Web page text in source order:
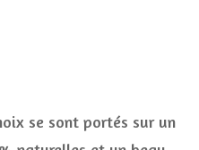
se sont portés sur un